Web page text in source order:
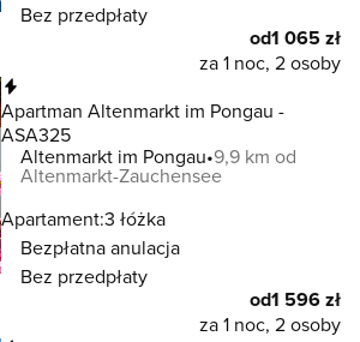
Bez przedpłaty
od1 065 zł
za 1 noc, 2 osoby
Apartman Altenmarkt im Pongau -
ASA325
Altenmarkt im Pongau 9,9 km od
Altenmarkt-Zauchensee
Apartament:3 łóżka
Bezpłatna anulacja
Bez przedpłaty
od1 596 zł
za 1 noc, 2 osoby